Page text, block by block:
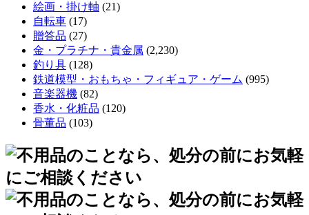
絵画・掛け軸 (21)
自転車 (17)
贈答品 (27)
金・プラチナ・貴金属 (2,230)
釣り具 (128)
鉄道模型・おもちゃ・フィギュア・ゲーム (995)
音楽器機 (82)
香水・化粧品 (120)
骨董品 (103)